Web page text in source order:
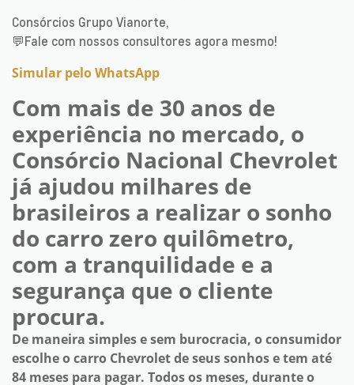
Consórcios Grupo Vianorte,
💬Fale com nossos consultores agora mesmo!
Simular pelo WhatsApp
Com mais de 30 anos de
experiência no mercado, o
Consórcio Nacional Chevrolet
já ajudou milhares de
brasileiros a realizar o sonho
do carro zero quilômetro,
com a tranquilidade e a
segurança que o cliente
procura.
De maneira simples e sem burocracia, o consumidor
escolhe o carro Chevrolet de seus sonhos e tem até
84 meses para pagar. Todos os meses, durante o